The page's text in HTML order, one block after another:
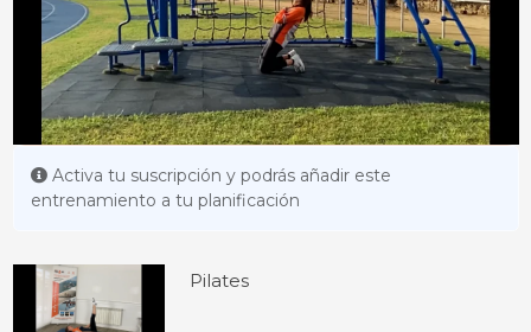
Activa tu suscripción y podrás añadir este
entrenamiento a tu planificación
Pilates